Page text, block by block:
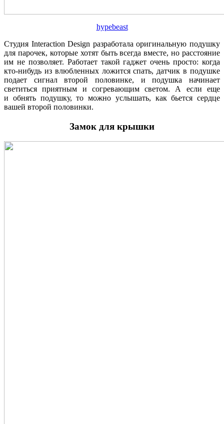
hypebeast
Студия Interaction Design разработала оригинальную подушку
для парочек, которые хотят быть всегда вместе, но расстояние
им не позволяет. Работает такой гаджет очень просто: когда
кто-нибудь из влюбленных ложится спать, датчик в подушке
подает сигнал второй половинке, и подушка начинает
светиться приятным и согревающим светом. А если еще
и обнять подушку, то можно услышать, как бьется сердце
вашей второй половинки.
Замок для крышки